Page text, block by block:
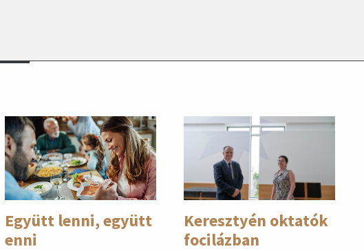
Együtt lenni, együtt
enni
Keresztyén oktatók
focilázban